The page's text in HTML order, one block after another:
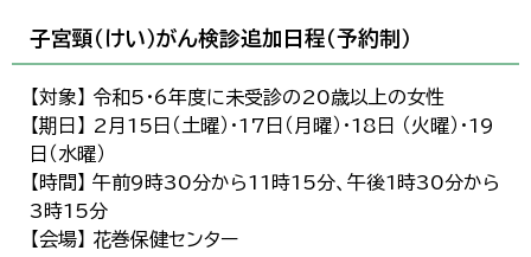
子宮頸（けい）がん検診追加日程（予約制）
【対象】 令和5・6年度に未受診の20歳以上の女性
【期日】 2月15日（土曜）・17日（月曜）・18日 （火曜）・19
日（水曜）
【時間】 午前9時30分から11時15分、午後1時30分から
3時15分
【会場】 花巻保健センター